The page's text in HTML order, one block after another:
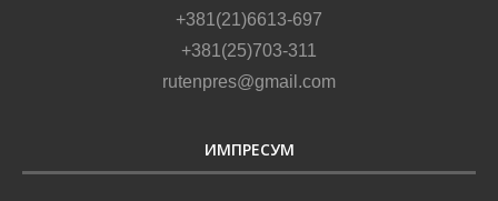
+381(21)6613-697
+381(25)703-311
rutenpres@gmail.com
ИМПРЕСУМ